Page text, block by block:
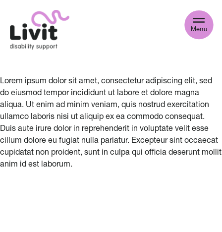
Menu
Lorem ipsum dolor sit amet, consectetur adipiscing elit, sed
do eiusmod tempor incididunt ut labore et dolore magna
aliqua. Ut enim ad minim veniam, quis nostrud exercitation
ullamco laboris nisi ut aliquip ex ea commodo consequat.
Duis aute irure dolor in reprehenderit in voluptate velit esse
cillum dolore eu fugiat nulla pariatur. Excepteur sint occaecat
cupidatat non proident, sunt in culpa qui officia deserunt mollit
anim id est laborum.